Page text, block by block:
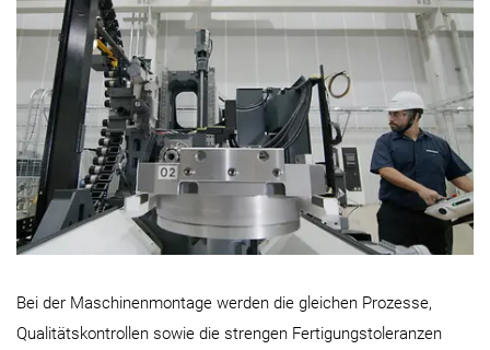
Bei der Maschinenmontage werden die gleichen Prozesse,
Qualitätskontrollen sowie die strengen Fertigungstoleranzen